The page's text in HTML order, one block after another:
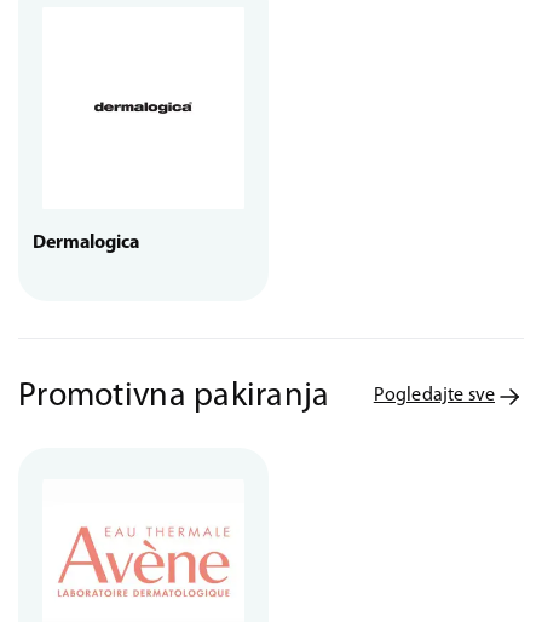
Dermalogica
Promotivna pakiranja Pogledajte sve